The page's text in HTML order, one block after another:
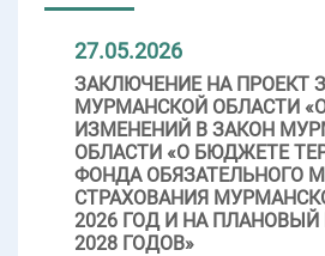
27.05.2026
ЗАКЛЮЧЕНИЕ НА ПРОЕКТ
МУРМАНСКОЙ ОБЛАСТИ
ИЗМЕНЕНИЙ В ЗАКОН
ОБЛАСТИ «О БЮДЖЕТЕ
ФОНДА ОБЯЗАТЕЛЬНОГО
СТРАХОВАНИЯ
2026 ГОД И НА ПЛАНОВЫЙ
2028 ГОДОВ»